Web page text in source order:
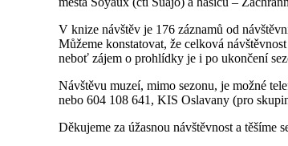
V knize návštěv je 176 záznamů od
Můžeme konstatovat, že celková
neboť zájem o prohlídky je i po ukončení
Návštěvu muzeí, mimo sezonu, je možné
nebo 604 108 641, KIS Oslavany (pro
Děkujeme za úžasnou návštěvnost a těšíme